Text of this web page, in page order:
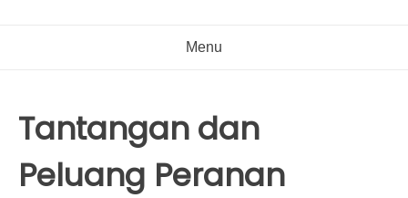
Menu
Tantangan dan
Peluang Peranan